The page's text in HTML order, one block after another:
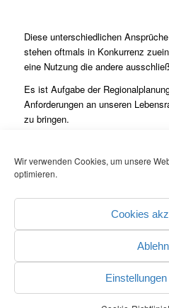
Wir verwenden Cookies, um unsere
optimieren.
Cookies
Diese unterschiedlichen
stehen oftmals in Konkurrenz
eine Nutzung die andere
Es ist Aufgabe der
Anforderungen an unseren
zu bringen.
mit der Landeszentrale für
Publikation über die Aufgaben der
Landeszentrale für politischen
Download der
© COPYRIGHT - REGIONALVERBAND
powered by Perform& Webonomics